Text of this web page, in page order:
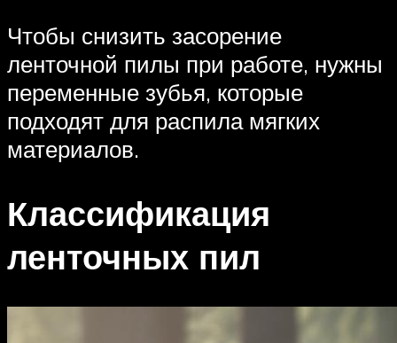
Чтобы снизить засорение
ленточной пилы при работе, нужны
переменные зубья, которые
подходят для распила мягких
материалов.
Классификация
ленточных пил